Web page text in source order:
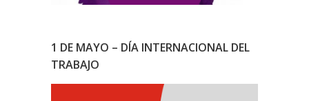
1 DE MAYO – DÍA INTERNACIONAL DEL
TRABAJO